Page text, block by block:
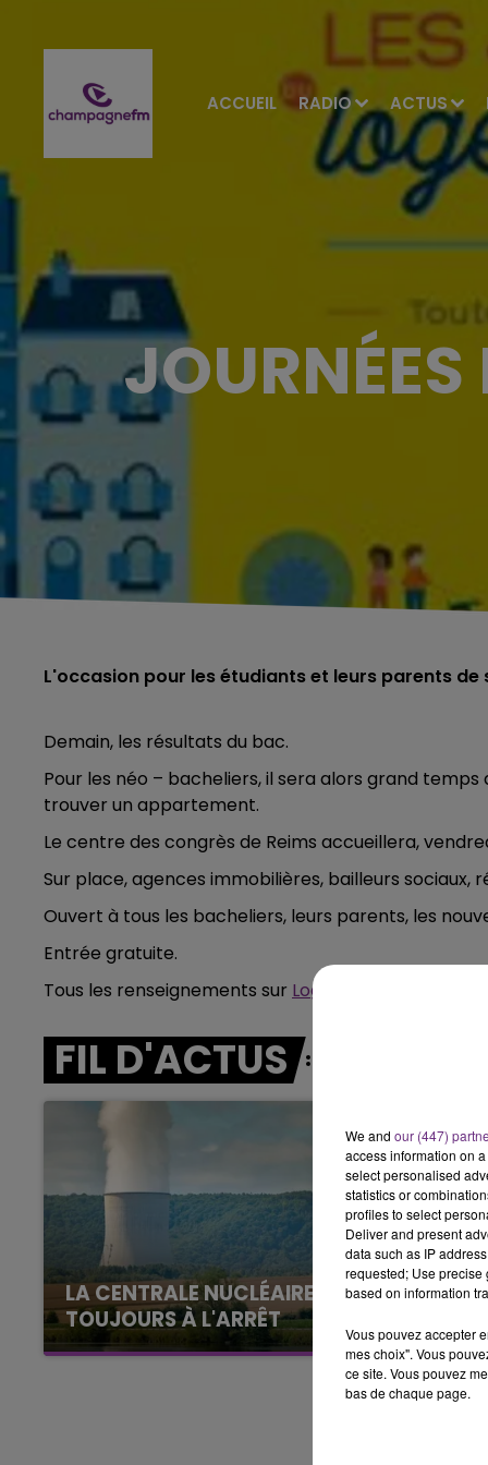
ACCUEIL RADIO ACTUS
LE WEEK-END CHAMPAGNE FM
L'occasion pour les étudiants et leurs parents de
Demain, les résultats du bac.
Pour les néo – bacheliers, il sera alors grand
trouver un appartement.
Le centre des congrès de Reims accueillera,
Sur place, agences immobilières, bailleurs sociaux,
Ouvert à tous les bacheliers, leurs parents, les
Entrée gratuite.
Tous les renseignements sur Logement étudiant
FIL D'ACTUS
LA CENTRALE NUCLÉAIRE DE CHOOZ
TOUJOURS À L'ARRÊT
Cela fait déjà une semaine que la centrale
nucléaire ardennaise est à l'arrêt. Une situation
justifiée par la sécheresse intense qui est
We and our (447)
access information on
select personalised
statistics or
profiles to select
Deliver and present
data such as IP
requested; Use precise
based on information
Vous pouvez accepter
mes choix". Vous
ce site. Vous pouvez
bas de chaque page.